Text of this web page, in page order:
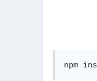
npm